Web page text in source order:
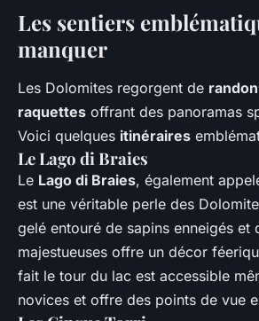
Les sentiers
manquer
Les Dolomites regorgent de
raquettes offrant des panoramas
Voici quelques itinéraires
Le Lago di Braies
Le Lago di Braies, également
est une véritable perle des
gelé entouré de sapins enneigés et
majestueuses offre un décor
fait le tour du lac est accessible
novices et offre des points de vue